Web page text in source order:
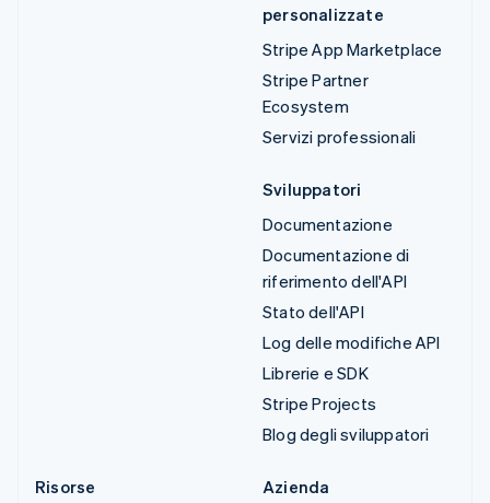
personalizzate
Stripe App Marketplace
Stripe Partner
Ecosystem
Servizi professionali
Sviluppatori
Documentazione
Documentazione di
riferimento dell'API
Stato dell'API
Log delle modifiche API
Librerie e SDK
Stripe Projects
Blog degli sviluppatori
Risorse
Azienda